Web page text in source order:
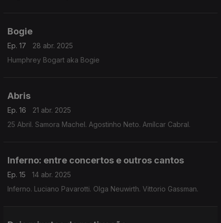
Bogie
Ep. 17
28 abr. 2025
Humphrey Bogart aka Bogie
Abris
Ep. 16
21 abr. 2025
25 Abril. Samora Machel. Agostinho Neto. Amílcar Cabral.
Inferno: entre concertos e outros cantos
Ep. 15
14 abr. 2025
Inferno. Luciano Pavarotti. Olga Neuwirth. Vittorio Gassman.